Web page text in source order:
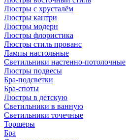
Люстры с хрусталём
Люстры кантри
Люстры модерн
Люстры флористика
Люстры стиль прованс
Лампы настольные
Светильники настенно-потолочные
Люстры подвесы
Бра-подсветки
Бра-споты
Люстры в детскую
Светильники в ванную
Светильники точечные
Торшеры
Бра